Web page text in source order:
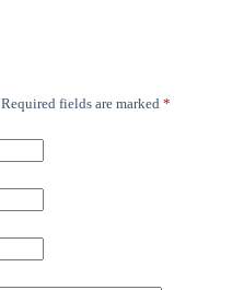
Required fields are marked *